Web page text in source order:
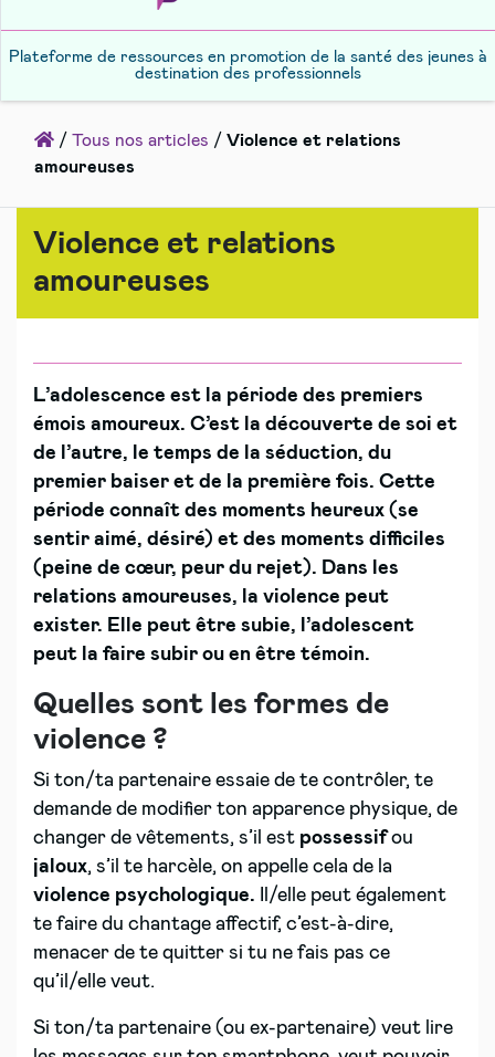
Plateforme de ressources en promotion de la santé des jeunes à
destination des professionnels
Accueil
/ Tous nos articles / Violence et relations
amoureuses
Violence et relations
amoureuses
L’adolescence est la période des premiers
émois amoureux. C’est la découverte de soi et
de l’autre, le temps de la séduction, du
premier baiser et de la première fois. Cette
période connaît des moments heureux (se
sentir aimé, désiré) et des moments difficiles
(peine de cœur, peur du rejet). Dans les
relations amoureuses, la violence peut
exister. Elle peut être subie, l’adolescent
peut la faire subir ou en être témoin.
Quelles sont les formes de
violence ?
Si ton/ta partenaire essaie de te contrôler, te
demande de modifier ton apparence physique, de
changer de vêtements, s’il est possessifou
jaloux, s’il te harcèle, on appelle cela de la
violence psychologique. Il/elle peut également
te faire du chantage affectif, c’est-à-dire,
menacer de te quitter si tu ne fais pas ce
qu’il/elle veut.
Si ton/ta partenaire (ou ex-partenaire) veut lire